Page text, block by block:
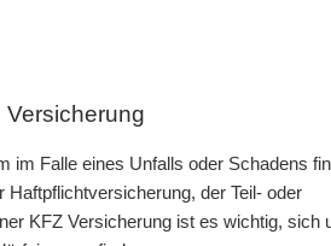
im Falle eines Unfalls oder Schadens
der Teil- oder
KFZ Versicherung ist es wichtig, sich